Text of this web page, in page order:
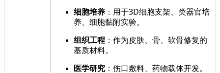
细胞培养 ：用于3D细胞支架、类器官培
养、细胞黏附实验。
组织工程 ：作为皮肤、骨、软骨修复的
基质材料。
医学研究 ：伤口敷料、药物载体开发。